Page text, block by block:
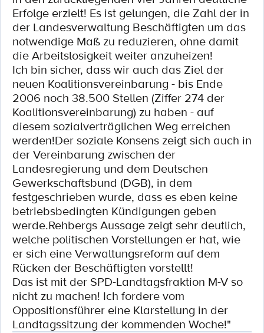
Erfolge erzielt! Es ist gelungen, die Zahl der in
der Landesverwaltung Beschäftigten um das
notwendige Maß zu reduzieren, ohne damit
die Arbeitslosigkeit weiter anzuheizen!
Ich bin sicher, dass wir auch das Ziel der
neuen Koalitionsvereinbarung - bis Ende
2006 noch 38.500 Stellen (Ziffer 274 der
Koalitionsvereinbarung) zu haben - auf
diesem sozialverträglichen Weg erreichen
werden!Der soziale Konsens zeigt sich auch in
der Vereinbarung zwischen der
Landesregierung und dem Deutschen
Gewerkschaftsbund (DGB), in dem
festgeschrieben wurde, dass es eben keine
betriebsbedingten Kündigungen geben
werde.Rehbergs Aussage zeigt sehr deutlich,
welche politischen Vorstellungen er hat, wie
er sich eine Verwaltungsreform auf dem
Rücken der Beschäftigten vorstellt!
Das ist mit der SPD-Landtagsfraktion M-V so
nicht zu machen! Ich fordere vom
Oppositionsführer eine Klarstellung in der
Landtagssitzung der kommenden Woche!"